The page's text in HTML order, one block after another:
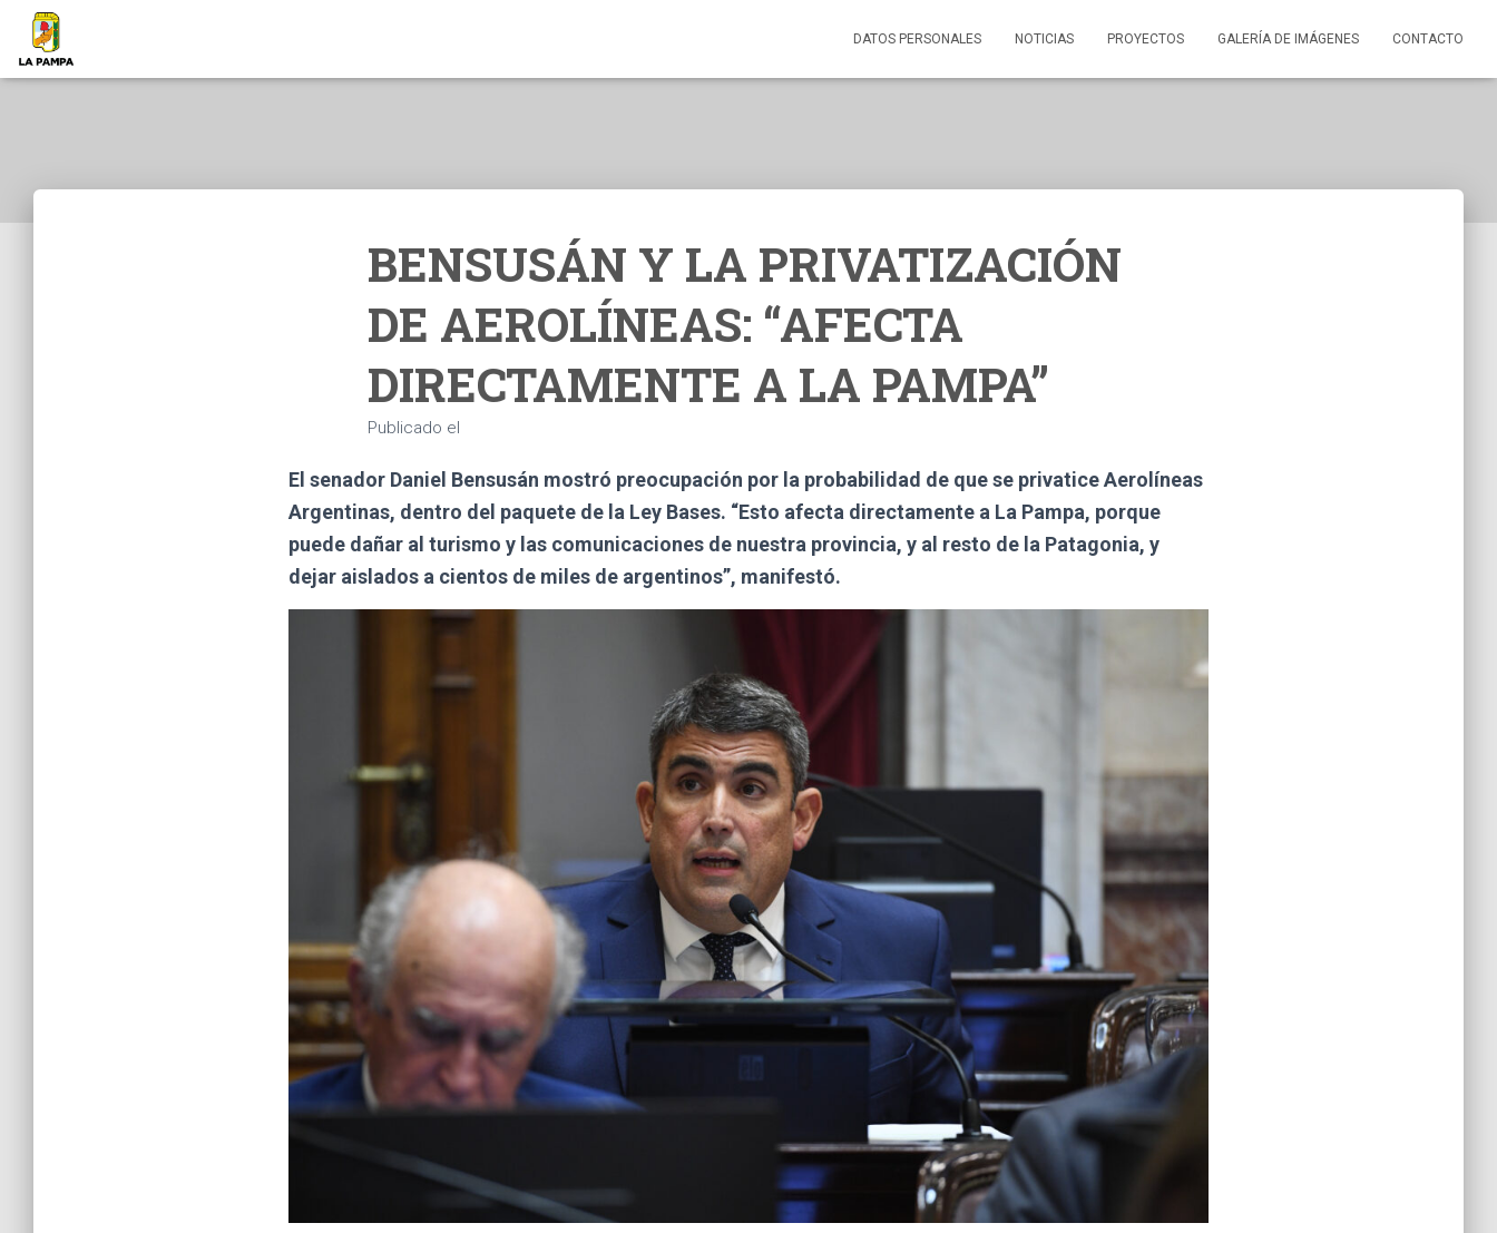
DATOS PERSONALES NOTICIAS PROYECTOS GALERÍA DE IMÁGENES CONTACTO
BENSUSÁN Y LA PRIVATIZACIÓN
DE AEROLÍNEAS: “AFECTA
DIRECTAMENTE A LA PAMPA”
Publicado el
El senador Daniel Bensusán mostró preocupación por la probabilidad de que se privatice Aerolíneas
Argentinas, dentro del paquete de la Ley Bases. “Esto afecta directamente a La Pampa, porque
puede dañar al turismo y las comunicaciones de nuestra provincia, y al resto de la Patagonia, y
dejar aislados a cientos de miles de argentinos”, manifestó.